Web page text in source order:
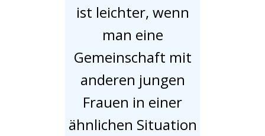
ist leichter, wenn
man eine
Gemeinschaft mit
anderen jungen
Frauen in einer
ähnlichen Situation